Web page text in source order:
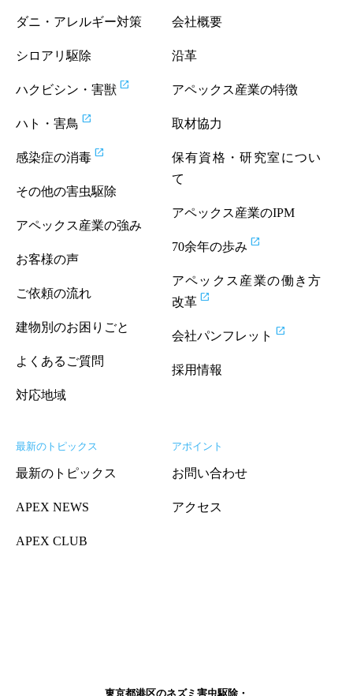
ダニ・アレルギー対策
シロアリ駆除
ハクビシン・害獣 open_in_new
ハト・害鳥 open_in_new
感染症の消毒 open_in_new
その他の害虫駆除
アペックス産業の強み
お客様の声
ご依頼の流れ
建物別のお困りごと
よくあるご質問
対応地域
会社概要
沿革
アペックス産業の特徴
取材協力
保有資格・研究室につい
て
アペックス産業のIPM
70余年の歩み open_in_new
アペックス産業の働き方
改革 open_in_new
会社パンフレット open_in_new
採用情報
最新のトピックス
最新のトピックス
APEX NEWS
APEX CLUB
アポイント
お問い合わせ
アクセス
東京都港区のネズミ害虫駆除・